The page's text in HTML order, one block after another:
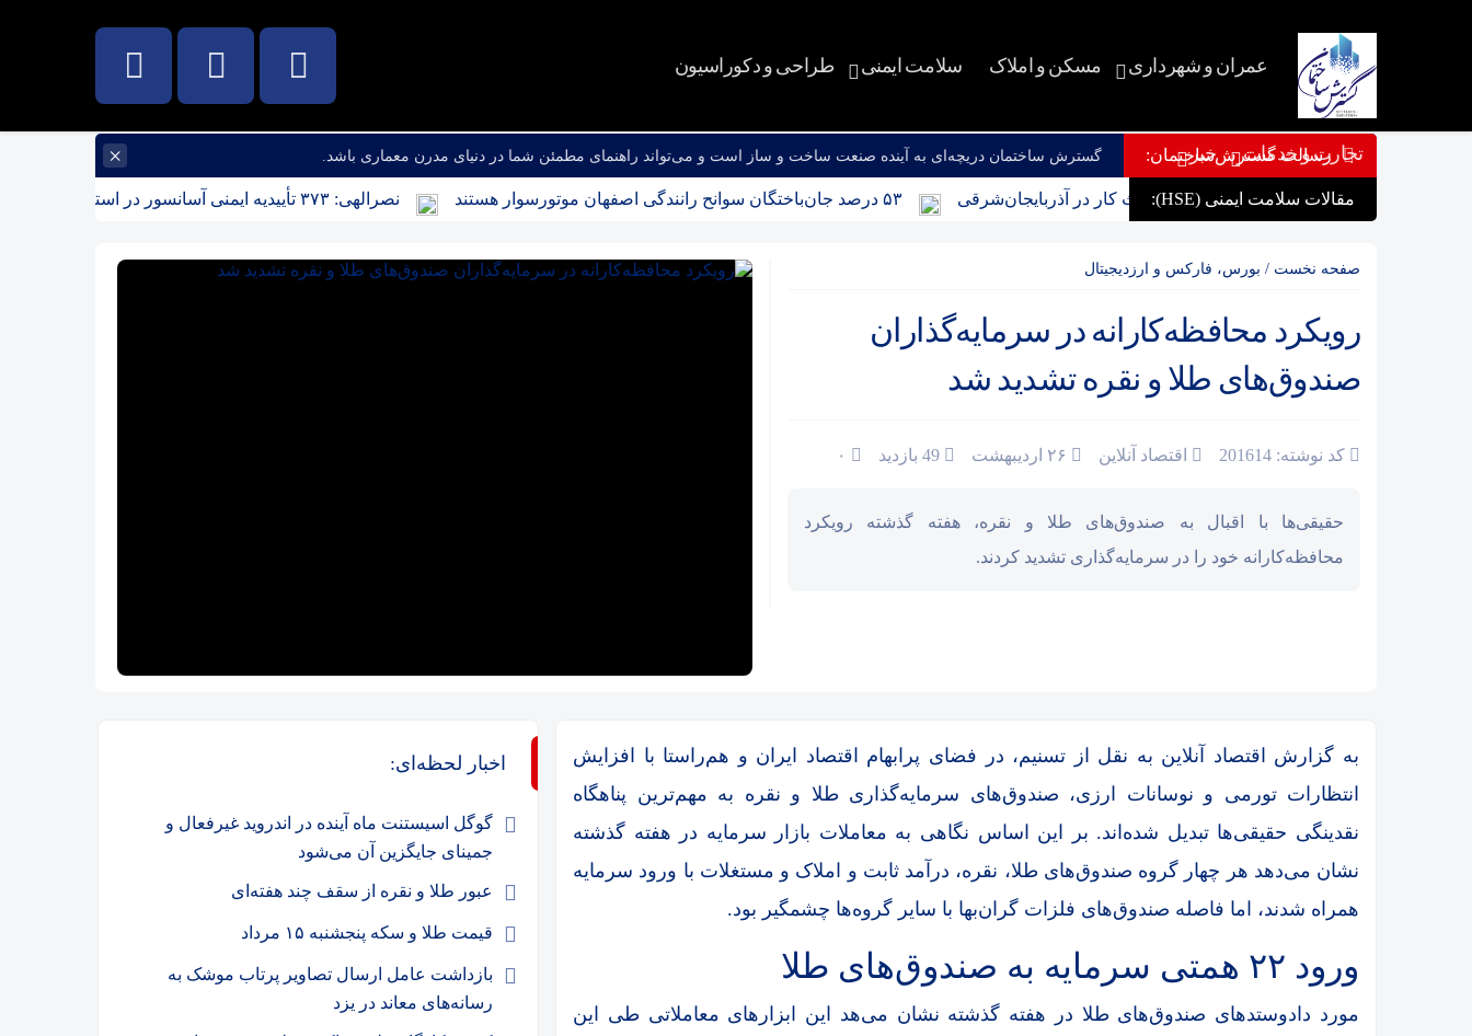
عمران و شهرداری مسکن و املاک سلامت ایمنی طراحی و دکوراسیون
تجارت و خدمات خبر × رسالت گسترش‌ساختمان: گسترش ساختمان دریچه‌ای به آینده صنعت ساخت و ساز است و می‌تواند راهنمای مطمئن شما در دنیای مدرن معماری باشد.
مقالات سلامت ایمنی (HSE):
اینفوگرافیک؛ کاهش جان‌باختگان حوادث کار در آذربایجان‌شرقی ۵۳ درصد جان‌باختگان سوانح رانندگی اصفهان موتورسوار هستند نصرالهی: ۳۷۳ تأییدیه ایمنی آسانسور در استان مرکزی صادر شد
صفحه نخست / بورس، فارکس و ارزدیجیتال
رویکرد محافظه‌کارانه در سرمایه‌گذاران
صندوق‌های طلا و نقره تشدید شد
کد نوشته: 201614 اقتصاد آنلاین ۰
حقیقی‌ها با اقبال به صندوق‌های طلا و نقره، هفته گذشته رویکرد
محافظه‌کارانه خود را در سرمایه‌گذاری تشدید کردند.
به گزارش اقتصاد آنلاین به نقل از تسنیم، در فضای پرابهام اقتصاد ایران و هم‌راستا با افزایش
انتظارات تورمی و نوسانات ارزی، صندوق‌های سرمایه‌گذاری طلا و نقره به مهم‌ترین پناهگاه
نقدینگی حقیقی‌ها تبدیل شده‌اند. بر این اساس نگاهی به معاملات بازار سرمایه در هفته گذشته
نشان می‌دهد هر چهار گروه صندوق‌های طلا، نقره، درآمد ثابت و املاک و مستغلات با ورود سرمایه
همراه شدند، اما فاصله صندوق‌های فلزات گران‌بها با سایر گروه‌ها چشمگیر بود.
ورود ۲۲ همتی سرمایه به صندوق‌های طلا
مورد دادوستدهای صندوق‌های طلا در هفته گذشته نشان می‌هد این ابزارهای معاملاتی طی این
اخبار لحظه‌ای:
گوگل اسیستنت ماه آینده در اندروید غیرفعال و
جمینای جایگزین آن می‌شود
عبور طلا و نقره از سقف چند هفته‌ای
قیمت طلا و سکه پنجشنبه ۱۵ مرداد
بازداشت عامل ارسال تصاویر پرتاب موشک به
رسانه‌های معاند در یزد